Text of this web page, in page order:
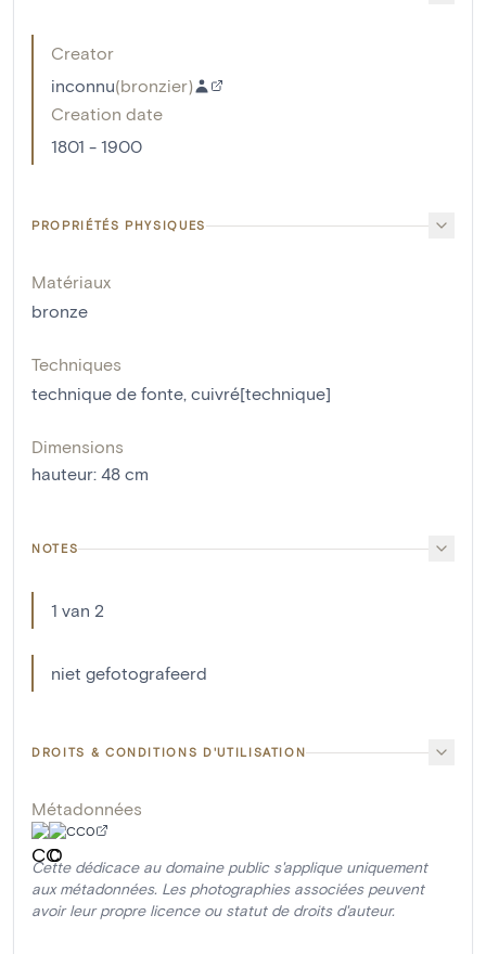
Creator
inconnu(bronzier)
Creation date
1801 - 1900
PROPRIÉTÉS PHYSIQUES
Matériaux
bronze
Techniques
technique de fonte, cuivré[technique]
Dimensions
hauteur: 48 cm
NOTES
1 van 2
niet gefotografeerd
DROITS & CONDITIONS D'UTILISATION
Métadonnées
CC0
Cette dédicace au domaine public s'applique uniquement
aux métadonnées. Les photographies associées peuvent
avoir leur propre licence ou statut de droits d'auteur.